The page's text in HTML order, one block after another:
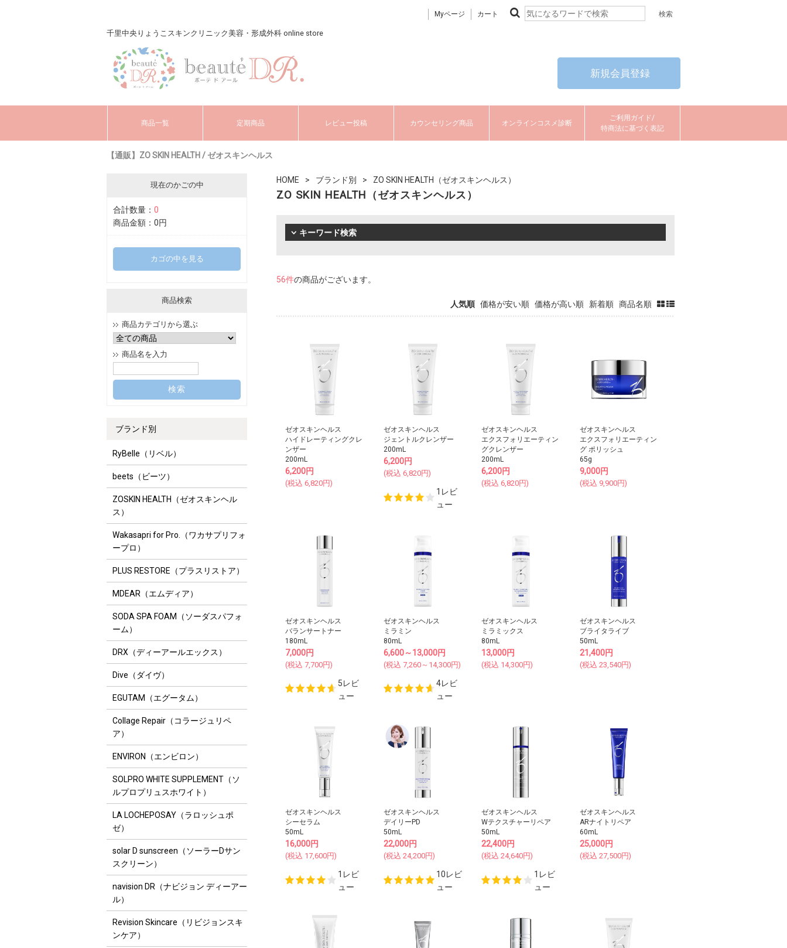
Myページ カート
千里中央りょうこスキンクリニック美容・形成外科 online store
新規会員登録
商品一覧 定期商品 レビュー投稿 カウンセリング商品 オンラインコスメ診断
ご利用ガイド/
特商法に基づく表記
【通販】ZO SKIN HEALTH / ゼオスキンヘルス
現在のかごの中
合計数量： 0
商品金額： 0円
カゴの中を見る
商品検索
商品カテゴリから選ぶ
商品名を入力
ブランド別
RyBelle（リベル）
beets（ビーツ）
ZOSKIN HEALTH（ゼオスキンヘル
ス）
Wakasapri for Pro.（ワカサプリフォ
ープロ）
PLUS RESTORE（プラスリストア）
MDEAR（エムディア）
SODA SPA FOAM（ソーダスパフォ
ーム）
DRX（ディーアールエックス）
Dive（ダイヴ）
EGUTAM（エグータム）
Collage Repair（コラージュリペ
ア）
ENVIRON（エンビロン）
SOLPRO WHITE SUPPLEMENT（ソ
ルプロプリュスホワイト）
LA LOCHEPOSAY（ラロッシュポ
ゼ）
solar D sunscreen（ソーラーDサン
スクリーン）
navision DR（ナビジョン ディーアー
ル）
Revision Skincare（リビジョンスキ
ンケア）
HOME ブランド別 ZO SKIN HEALTH（ゼオスキンヘルス）
ZO SKIN HEALTH（ゼオスキンヘルス）
キーワード検索
56件の商品がございます。
人気順 価格が安い順 価格が高い順 新着順 商品名順
ゼオスキンヘルス
ハイドレーティングクレ
ンザー
200mL
6,200円
(税込 6,820円)
ゼオスキンヘルス
ジェントルクレンザー
200mL
6,200円
(税込 6,820円)
1レビ
ュー
ゼオスキンヘルス
エクスフォリエーティン
グクレンザー
200mL
6,200円
(税込 6,820円)
ゼオスキンヘルス
エクスフォリエーティン
グ ポリッシュ
65g
9,000円
(税込 9,900円)
ゼオスキンヘルス
バランサートナー
180mL
7,000円
(税込 7,700円)
5レビ
ュー
ゼオスキンヘルス
ミラミン
80mL
6,600～13,000円
(税込 7,260～14,300円)
4レビ
ュー
ゼオスキンヘルス
ミラミックス
80mL
13,000円
(税込 14,300円)
ゼオスキンヘルス
ブライタライブ
50mL
21,400円
(税込 23,540円)
ゼオスキンヘルス
シーセラム
50mL
16,000円
(税込 17,600円)
1レビ
ュー
ゼオスキンヘルス
デイリーPD
50mL
22,000円
(税込 24,200円)
10レビ
ュー
ゼオスキンヘルス
Wテクスチャーリペア
50mL
22,400円
(税込24,640円)
1レビ
ュー
ゼオスキンヘルス
ARナイトリペア
60mL
25,000円
(税込 27,500円)